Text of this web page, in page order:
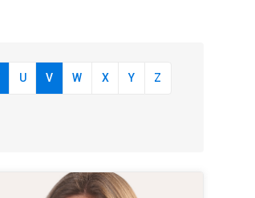
U V W X Y Z